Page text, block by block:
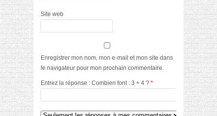
Site web
Enregistrer mon nom, mon e-mail et mon site dans
le navigateur pour mon prochain commentaire.
Entrez la réponse : Combien font : 3 + 4 ? *